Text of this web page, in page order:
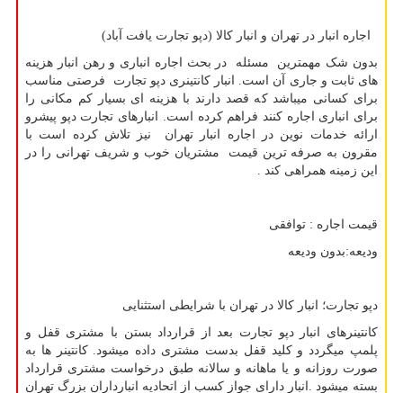
اجاره انبار در تهران و انبار کالا (دپو تجارت یافت آباد)
بدون شک مهمترین مسئله در بحث اجاره انباری و رهن انبار هزینه
های ثابت و جاری آن است. انبار کانتینری دپو تجارت فرصتی مناسب
برای کسانی میباشد که قصد دارند با هزینه ای بسیار کم مکانی را
برای انباری اجاره کنند فراهم کرده است. انبارهای تجارت دپو پیشرو
ارائه خدمات نوین در اجاره انبار تهران نیز تلاش کرده است با
مقرون به صرفه ترین قیمت مشتریان خوب و شریف تهرانی را در
این زمینه همراهی کند .
قیمت اجاره : توافقی
ودیعه:بدون ودیعه
دپو تجارت؛ انبار کالا در تهران با شرایطی استثنایی
کانتینرهای انبار دپو تجارت بعد از قرارداد بستن با مشتری قفل و
پلمپ میگردد و کلید قفل بدست مشتری داده میشود. کانتینر ها به
صورت روزانه و یا ماهانه و سالانه طبق درخواست مشتری قرارداد
بسته میشود .انبار دارای جواز کسب از اتحادیه انبارداران بزرگ تهران